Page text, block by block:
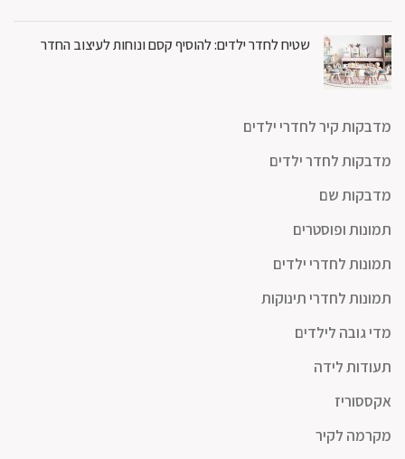
שטיח לחדר ילדים: להוסיף קסם ונוחות לעיצוב החדר
מדבקות קיר לחדרי ילדים
מדבקות לחדר ילדים
מדבקות שם
תמונות ופוסטרים
תמונות לחדרי ילדים
תמונות לחדרי תינוקות
מדי גובה לילדים
תעודות לידה
אקססוריז
מקרמה לקיר